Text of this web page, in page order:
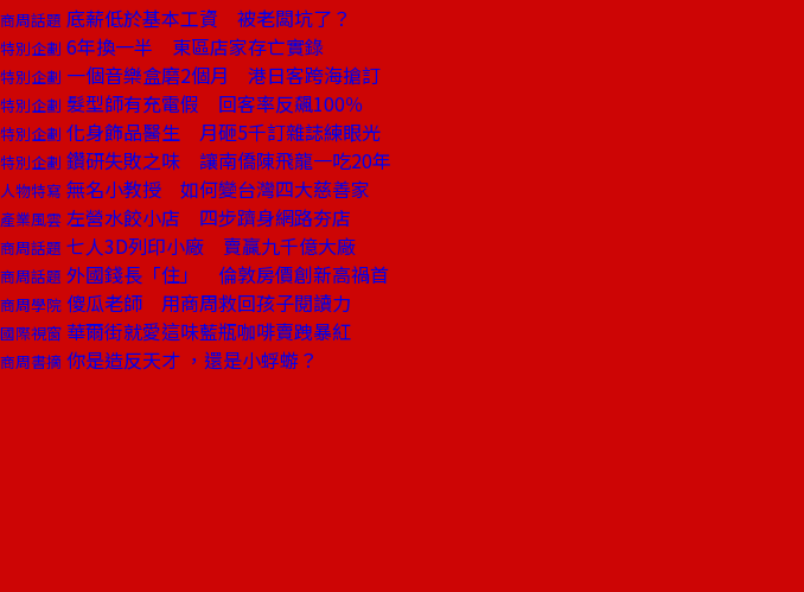
商周話題 底薪低於基本工資 被老闆坑了？
特別企劃 6年換一半 東區店家存亡實錄
特別企劃 一個音樂盒磨2個月 港日客跨海搶訂
特別企劃 髮型師有充電假 回客率反飆100％
特別企劃 化身飾品醫生 月砸5千訂雜誌練眼光
特別企劃 鑽研失敗之味 讓南僑陳飛龍一吃20年
人物特寫 無名小教授 如何變台灣四大慈善家
產業風雲 左營水餃小店 四步躋身網路夯店
商周話題 七人3D列印小廠 賣贏九千億大廠
商周話題 外國錢長「住」 倫敦房價創新高禍首
商周學院 傻瓜老師 用商周救回孩子閱讀力
國際視窗 華爾街就愛這味藍瓶咖啡賣跩暴紅
商周書摘 你是造反天才 ，還是小蜉蝣？